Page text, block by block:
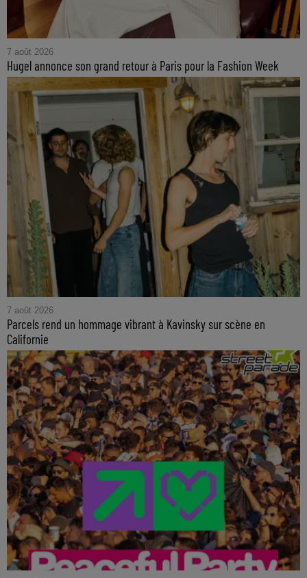
7 août 2026
Hugel annonce son grand retour à Paris pour la Fashion Week
7 août 2026
Parcels rend un hommage vibrant à Kavinsky sur scène en
Californie